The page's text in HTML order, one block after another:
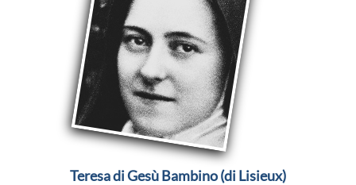
Teresa di Gesù Bambino (di Lisieux)